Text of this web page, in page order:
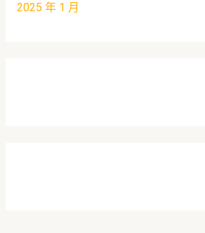
2025 年 1 月